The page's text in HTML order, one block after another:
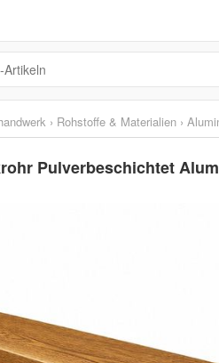
› Rohstoffe & Materialien ›
Pulverbeschichtet